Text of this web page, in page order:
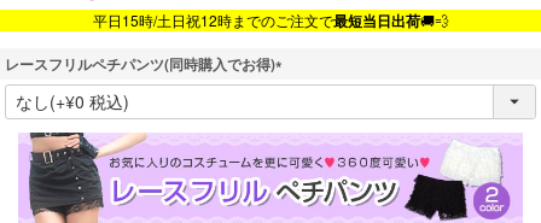
平日15時/土日祝12時までのご注文で最短当日出荷🚚💨
レースフリルペチパンツ(同時購入でお得)
(
必
須
)